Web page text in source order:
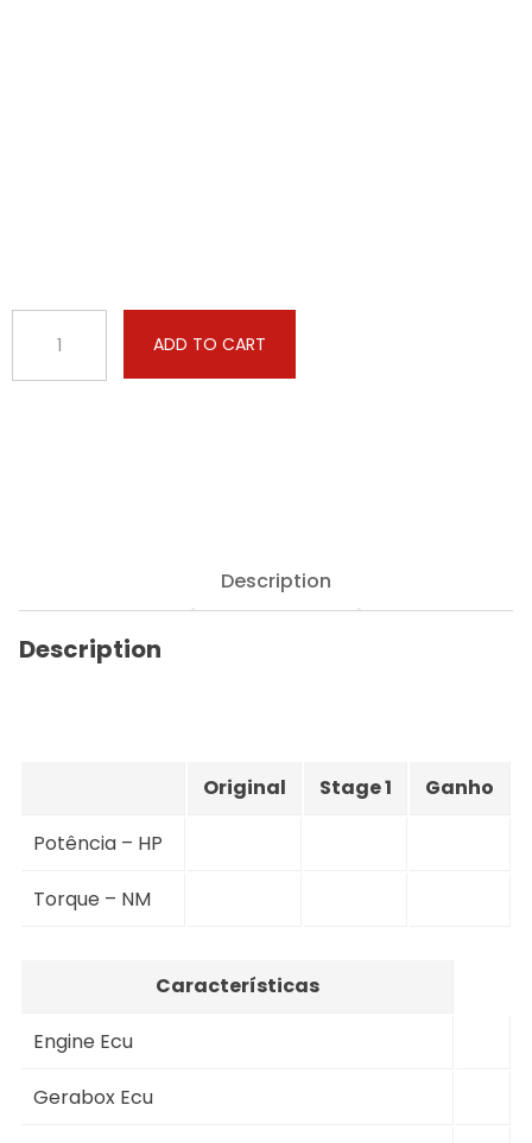
X3
ADD TO CART
Description
Description
Original Stage 1 Ganho
Potência – HP
Torque – NM
Características
Engine Ecu
Gerabox Ecu